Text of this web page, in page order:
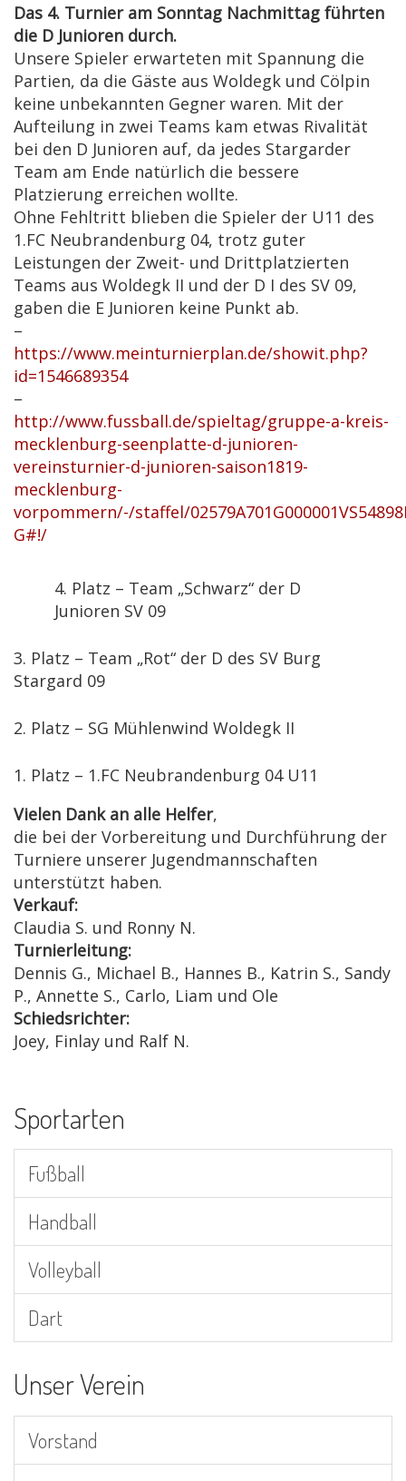
Das 4. Turnier am Sonntag Nachmittag führten
die D Junioren durch.
Unsere Spieler erwarteten mit Spannung die
Partien, da die Gäste aus Woldegk und Cölpin
keine unbekannten Gegner waren. Mit der
Aufteilung in zwei Teams kam etwas Rivalität
bei den D Junioren auf, da jedes Stargarder
Team am Ende natürlich die bessere
Platzierung erreichen wollte.
Ohne Fehltritt blieben die Spieler der U11 des
1.FC Neubrandenburg 04, trotz guter
Leistungen der Zweit- und Drittplatzierten
Teams aus Woldegk II und der D I des SV 09,
gaben die E Junioren keine Punkt ab.
–
https://www.meinturnierplan.de/showit.php?
id=1546689354
–
http://www.fussball.de/spieltag/gruppe-a-kreis-
mecklenburg-seenplatte-d-junioren-
vereinsturnier-d-junioren-saison1819-
mecklenburg-
vorpommern/-/staffel/
G#!/
4. Platz – Team „Schwarz“ der D
Junioren SV 09
3. Platz – Team „Rot“ der D des SV Burg
Stargard 09
2. Platz – SG Mühlenwind Woldegk II
1. Platz – 1.FC Neubrandenburg 04 U11
Vielen Dank an alle Helfer,
die bei der Vorbereitung und Durchführung der
Turniere unserer Jugendmannschaften
unterstützt haben.
Verkauf:
Claudia S. und Ronny N.
Turnierleitung:
Dennis G., Michael B., Hannes B., Katrin S., Sandy
P., Annette S., Carlo, Liam und Ole
Schiedsrichter:
Joey, Finlay und Ralf N.
Sportarten
Fußball
Handball
Volleyball
Dart
Unser Verein
Vorstand